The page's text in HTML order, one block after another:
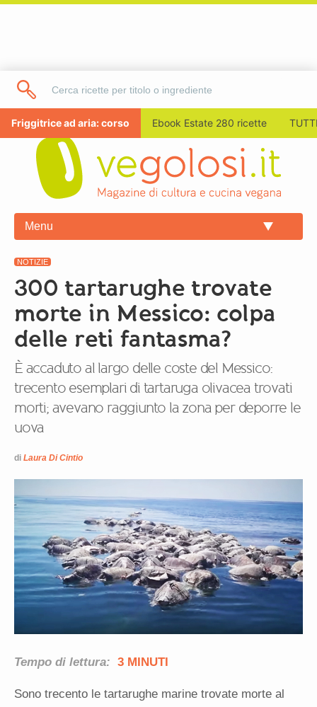
Friggitrice ad aria: corso Ebook Estate 280 ricette
Menu
NOTIZIE
300 tartarughe trovate
morte in Messico: colpa
delle reti fantasma?
È accaduto al largo delle coste del Messico:
trecento esemplari di tartaruga olivacea trovati
morti; avevano raggiunto la zona per deporre le
uova
di Laura Di Cintio
Tempo di lettura: 3 MINUTI
Sono trecento le tartarughe marine trovate morte al